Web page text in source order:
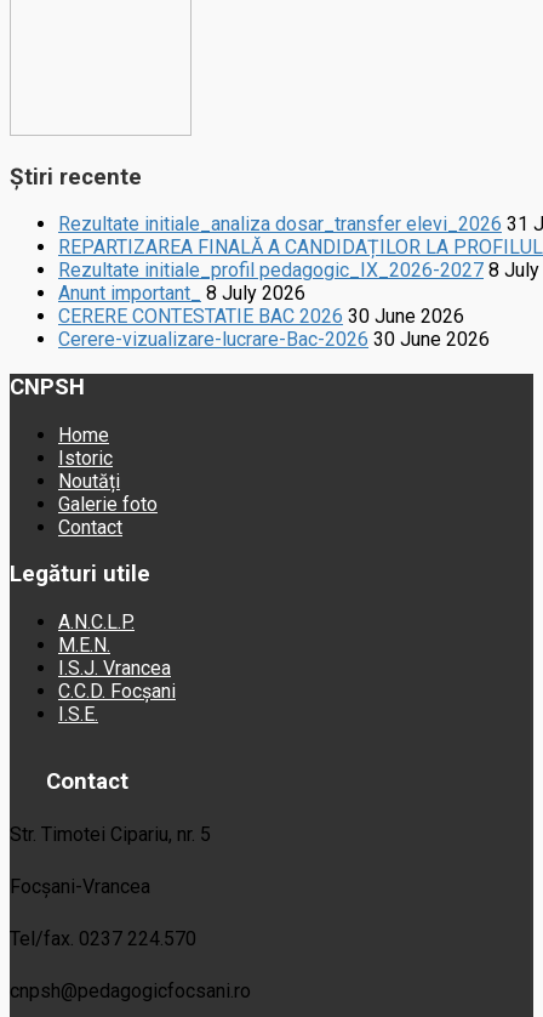
Știri recente
Rezultate initiale_analiza dosar_transfer elevi_2026 31
REPARTIZAREA FINALĂ A CANDIDAȚILOR LA
Rezultate initiale_profil pedagogic_IX_2026-2027 8
Anunt important_
8 July 2026
CERERE CONTESTATIE BAC 2026 30 June 2026
Cerere-vizualizare-lucrare-Bac-2026 30 June 2026
CNPSH
Home
Istoric
Noutăți
Galerie foto
Contact
Legături utile
A.N.C.L.P.
M.E.N.
I.S.J. Vrancea
C.C.D. Focșani
I.S.E.
Contact
Str. Timotei Cipariu, nr. 5
Focșani-Vrancea
Tel/fax. 0237 224.570
cnpsh@pedagogicfocsani.ro